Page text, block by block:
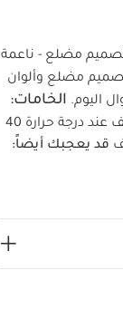
تقدم ماركة ماماز وباباز مجموعة عملية مكونة من 3 أزواج جوارب أولاد بألوان متباينة. - تصميم مضلع - ناعمة
بتصميم مضلع وألوان
اليوم. الخامات:
عند درجة حرارة 40
قد يعجبك أيضاً: